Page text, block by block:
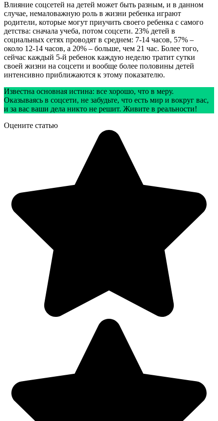
Влияние соцсетей на детей может быть разным, и в данном
случае, немаловажную роль в жизни ребенка играют
родители, которые могут приучить своего ребенка с самого
детства: сначала учеба, потом соцсети. 23% детей в
социальных сетях проводят в среднем: 7-14 часов, 57% –
около 12-14 часов, а 20% – больше, чем 21 час. Более того,
сейчас каждый 5-й ребенок каждую неделю тратит сутки
своей жизни на соцсети и вообще более половины детей
интенсивно приближаются к этому показателю.
Известна основная истина: все хорошо, что в меру.
Оказываясь в соцсети, не забудьте, что есть мир и вокруг вас,
и за вас ваши дела никто не решит. Живите в реальности!
Оцените статью